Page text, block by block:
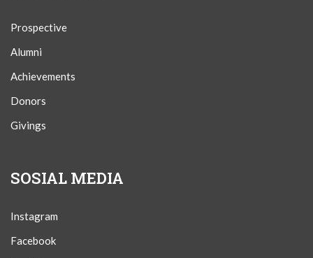
Prospective
Alumni
Achievements
Donors
Givings
SOSIAL MEDIA
Instagram
Facebook